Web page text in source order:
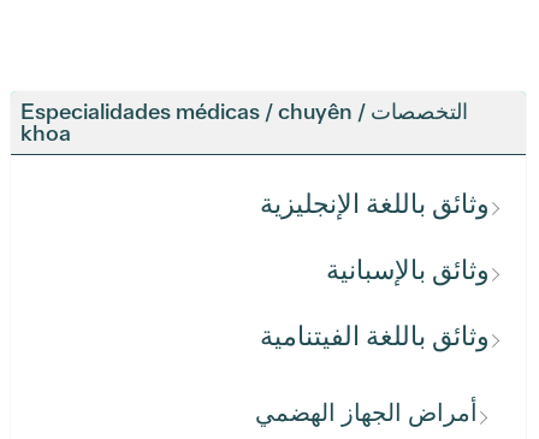
التخصصات / Especialidades médicas / chuyên
khoa
وثائق باللغة الإنجليزية
وثائق بالإسبانية
وثائق باللغة الفيتنامية
أمراض الجهاز الهضمي